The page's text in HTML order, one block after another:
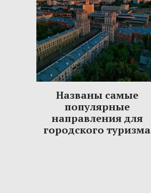
Названы самые
популярные
направления для
городского туризма